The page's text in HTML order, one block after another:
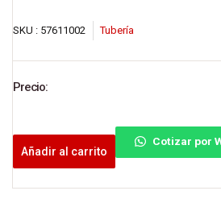
SKU : 57611002 Tubería
Precio:
Añadir al carrito
Cotizar por